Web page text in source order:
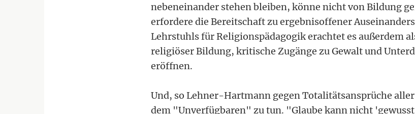
nebeneinander stehen bleiben, könne nicht von Bildung
erfordere die Bereitschaft zu ergebnisoffener
Lehrstuhls für Religionspädagogik erachtet es außerdem
religiöser Bildung, kritische Zugänge zu Gewalt und
eröffnen.
Und, so Lehner-Hartmann gegen Totalitätsansprüche
dem "Unverfügbaren" zu tun. "Glaube kann nicht